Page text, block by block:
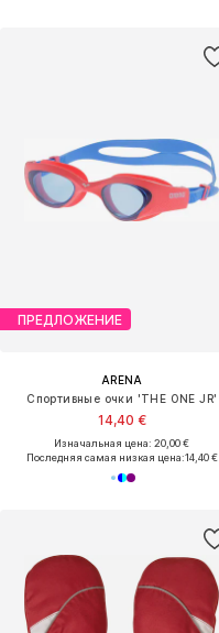
ПРЕДЛОЖЕНИЕ
ARENA
Спортивные очки 'THE ONE JR'
14,40 €
Изначальная цена: 20,00 €
Последняя самая низкая цена:14,40 €